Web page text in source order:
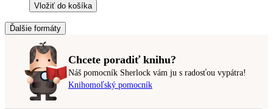
Vložiť do košíka
Ďalšie formáty
Chcete poradiť knihu?
Náš pomocník Sherlock vám ju s radosťou vypátra!
Knihomoľský pomocník